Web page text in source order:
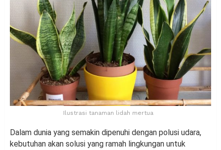
Ilustrasi tanaman lidah mertua
Dalam dunia yang semakin dipenuhi dengan polusi udara,
kebutuhan akan solusi yang ramah lingkungan untuk